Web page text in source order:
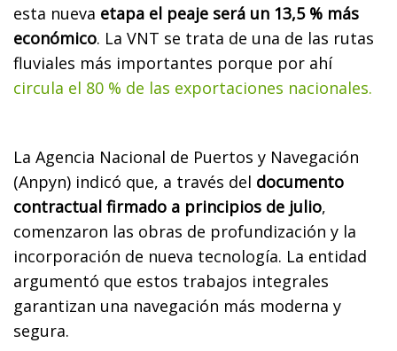
esta nueva etapa el peaje será un 13,5 % más
económico. La VNT se trata de una de las rutas
fluviales más importantes porque por ahí
circula el 80 % de las exportaciones nacionales.
La Agencia Nacional de Puertos y Navegación
(Anpyn) indicó que, a través del documento
contractual firmado a principios de julio,
comenzaron las obras de profundización y la
incorporación de nueva tecnología. La entidad
argumentó que estos trabajos integrales
garantizan una navegación más moderna y
segura.